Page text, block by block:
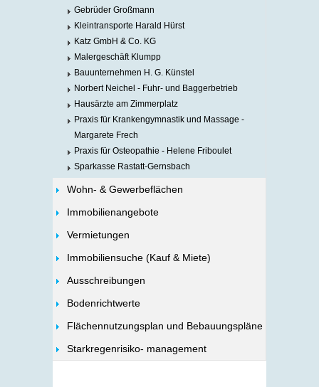
Gebrüder Großmann
Kleintransporte Harald Hürst
Katz GmbH & Co. KG
Malergeschäft Klumpp
Bauunternehmen H. G. Künstel
Norbert Neichel - Fuhr- und Baggerbetrieb
Hausärzte am Zimmerplatz
Praxis für Krankengymnastik und Massage -
Margarete Frech
Praxis für Osteopathie - Helene Friboulet
Sparkasse Rastatt-Gernsbach
Wohn- & Gewerbeflächen
Immobilienangebote
Vermietungen
Immobiliensuche (Kauf & Miete)
Ausschreibungen
Bodenrichtwerte
Flächennutzungsplan und Bebauungspläne
Starkregenrisiko- management